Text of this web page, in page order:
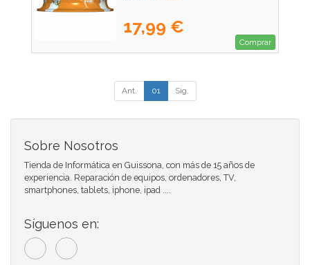
17,99 €
Comprar
Ant. 01 Sig.
Sobre Nosotros
Tienda de Informática en Guissona, con más de 15 años de
experiencia. Reparación de equipos, ordenadores, TV,
smartphones, tablets, iphone, ipad ....
Síguenos en: